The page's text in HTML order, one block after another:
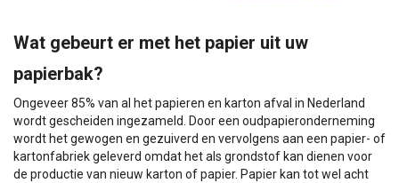
Wat gebeurt er met het papier uit uw
papierbak?
Ongeveer 85% van al het papieren en karton afval in Nederland
wordt gescheiden ingezameld. Door een oudpapieronderneming
wordt het gewogen en gezuiverd en vervolgens aan een papier- of
kartonfabriek geleverd omdat het als grondstof kan dienen voor
de productie van nieuw karton of papier. Papier kan tot wel acht